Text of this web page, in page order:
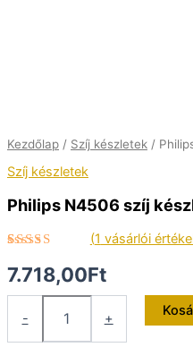
Kezdőlap / Szíj készletek /
Szíj készletek
Philips N4506 szíj
5.00az 5-
ből,
értékelés
(1 vásárlói
7.718,00Ft
-
N4506
szíj
+